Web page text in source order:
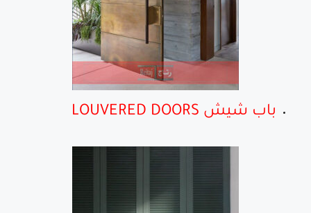
باب شيش LOUVERED DOORS